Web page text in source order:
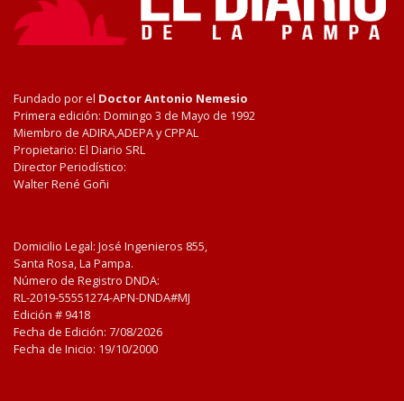
Fundado por el Doctor Antonio Nemesio
Primera edición: Domingo 3 de Mayo de 1992
Miembro de ADIRA,ADEPA y CPPAL
Propietario: El Diario SRL
Director Periodístico:
Walter René Goñi
Domicilio Legal: José Ingenieros 855,
Santa Rosa, La Pampa.
Número de Registro DNDA:
RL-2019-55551274-APN-DNDA#MJ
Edición # 9418
Fecha de Edición: 7/08/2026
Fecha de Inicio: 19/10/2000